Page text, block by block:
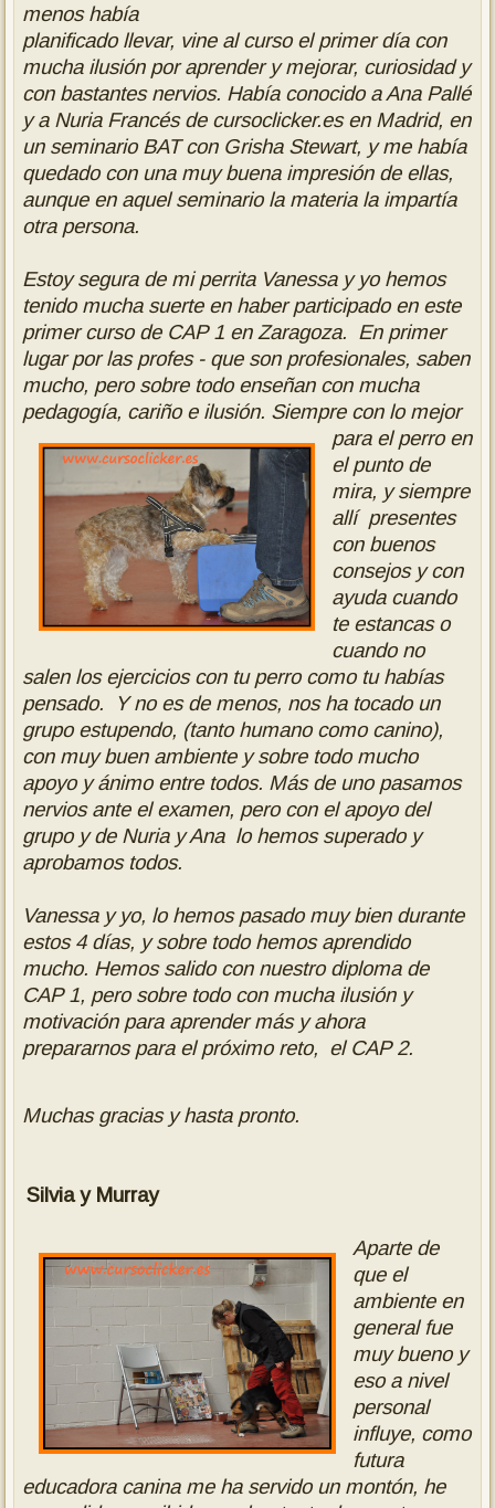
menos había
planificado llevar, vine alcurso el primer día con
mucha ilusión por aprender y mejorar, curiosidad y
con bastantes nervios. Había conocido a Ana Pallé
y a Nuria Francés de cursoclicker.es en Madrid, en
un seminario BAT con Grisha Stewart, y me había
quedado con una muy buena impresión de ellas,
aunque en aquel seminario la materia la impartía
otra persona.
Estoy segura de mi perrita Vanessa y yo hemos
tenido mucha suerte en haber participado en este
primer curso de CAP 1 en Zaragoza. En primer
lugar por las profes - que son profesionales, saben
mucho, pero sobre todo enseñan con mucha
pedagogía, cariño e ilusión. Siempre con lo mejor
para el perro en
el punto de
mira, y siempre
allí presentes
con buenos
consejos y con
ayuda cuando
te estancas o
cuando no
salen los ejercicios con tu perro como tu habías
pensado. Y no es de menos, nos ha tocado un
grupo estupendo, (tanto humano como canino),
con muy buen ambiente y sobre todo mucho
apoyo y ánimo entre todos. Más de uno pasamos
nervios ante el examen, pero con el apoyo del
grupo y de Nuria y Ana lo hemos superado y
aprobamos todos.
Vanessa y yo, lo hemos pasado muy bien durante
estos 4 días, y sobre todo hemos aprendido
mucho. Hemos salido con nuestro diploma de
CAP 1, pero sobre todo con mucha ilusión y
motivación para aprender más y ahora
prepararnos para el próximo reto, el CAP 2.
Muchas gracias y hasta pronto.
Silvia y Murray
Aparte de
que el
ambiente en
general fue
muy bueno y
eso a nivel
personal
influye, como
futura
educadora canina me ha servido un montón, he